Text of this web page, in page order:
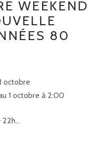
WEEKEND
80
octobre
1 octobre à 2:00